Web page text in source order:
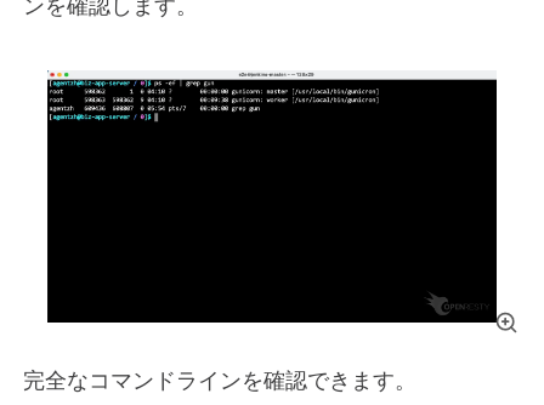
ンを確認します。
完全なコマンドラインを確認できます。